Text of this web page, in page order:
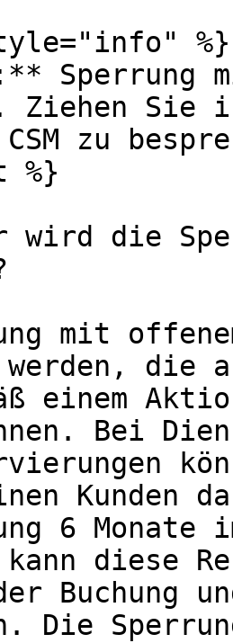
%}
Sperrung
Ziehen Sie
zu
%}
wird die
mit
werden, die
einem
Bei
Kunden
6 Monate
kann diese
Buchung
Die